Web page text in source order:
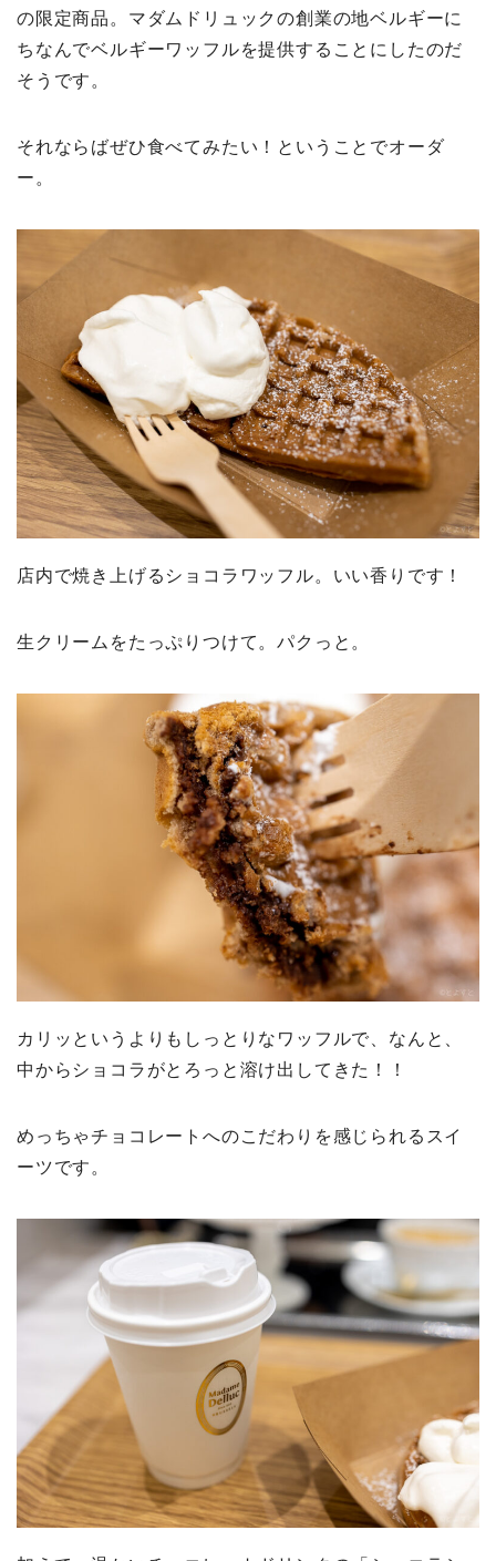
の限定商品。マダムドリュックの創業の地ベルギーに
ちなんでベルギーワッフルを提供することにしたのだ
そうです。
それならばぜひ食べてみたい！ということでオーダ
ー。
店内で焼き上げるショコラワッフル。いい香りです！
生クリームをたっぷりつけて。パクっと。
カリッというよりもしっとりなワッフルで、なんと、
中からショコラがとろっと溶け出してきた！！
めっちゃチョコレートへのこだわりを感じられるスイ
ーツです。